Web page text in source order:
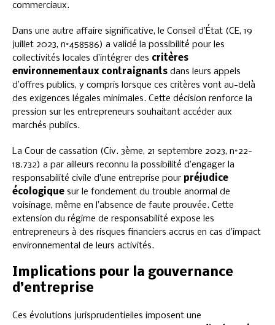
commerciaux.
Dans une autre affaire significative, le Conseil d’État (CE, 19
juillet 2023, n°458586) a validé la possibilité pour les
collectivités locales d’intégrer des critères
environnementaux contraignants dans leurs appels
d’offres publics, y compris lorsque ces critères vont au-delà
des exigences légales minimales. Cette décision renforce la
pression sur les entrepreneurs souhaitant accéder aux
marchés publics.
La Cour de cassation (Civ. 3ème, 21 septembre 2023, n°22-
18.732) a par ailleurs reconnu la possibilité d’engager la
responsabilité civile d’une entreprise pour préjudice
écologique sur le fondement du trouble anormal de
voisinage, même en l’absence de faute prouvée. Cette
extension du régime de responsabilité expose les
entrepreneurs à des risques financiers accrus en cas d’impact
environnemental de leurs activités.
Implications pour la gouvernance
d’entreprise
Ces évolutions jurisprudentielles imposent une